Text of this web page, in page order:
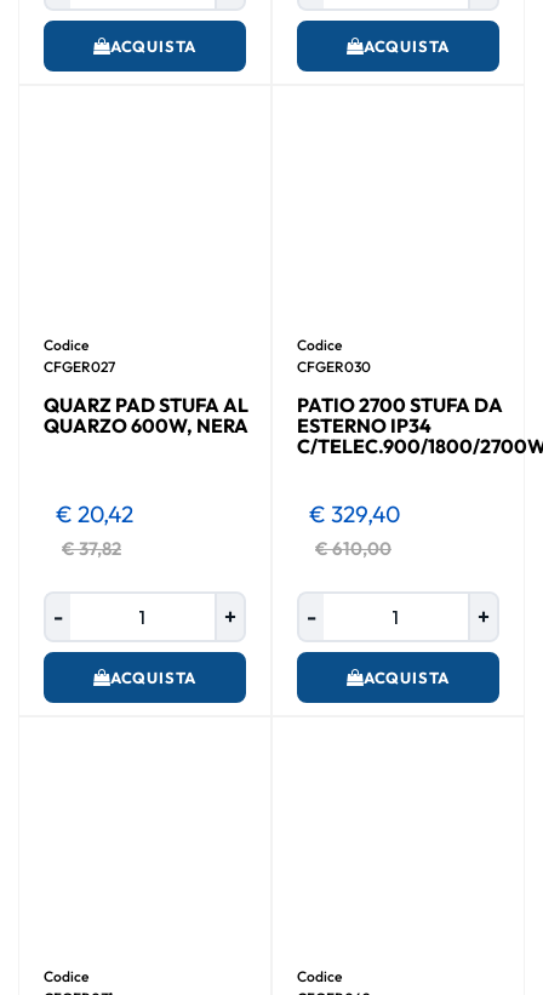
ACQUISTA ACQUISTA
Codice
CFGER027
QUARZ PAD STUFA AL
QUARZO 600W, NERA
€ 37,82
€ 20,42
ACQUISTA
Codice
CFGER030
PATIO 2700 STUFA DA
ESTERNO IP34
C/TELEC.900/1800/
€ 610,00
€ 329,40
ACQUISTA
Codice
Codice